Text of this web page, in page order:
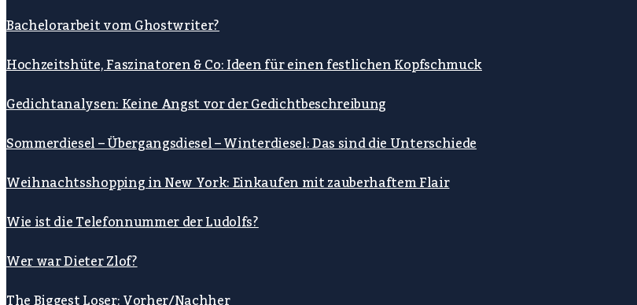
Bachelorarbeit vom Ghostwriter?
Hochzeitshüte, Faszinatoren & Co: Ideen für einen festlichen Kopfschmuck
Gedichtanalysen: Keine Angst vor der Gedichtbeschreibung
Sommerdiesel – Übergangsdiesel – Winterdiesel: Das sind die Unterschiede
Weihnachtsshopping in New York: Einkaufen mit zauberhaftem Flair
Wie ist die Telefonnummer der Ludolfs?
Wer war Dieter Zlof?